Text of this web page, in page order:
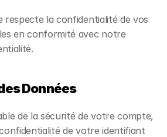
la confidentialité de vos
en conformité avec notre
Données
de la sécurité de votre compte,
de votre identifiant